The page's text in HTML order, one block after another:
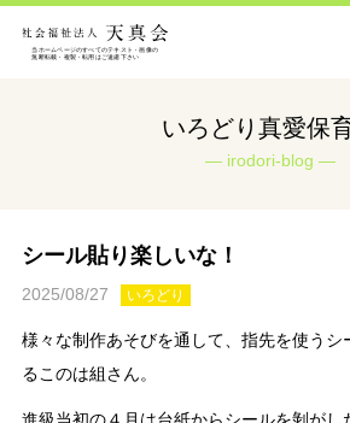
いろどり真愛保
irodori-blog
シール貼り楽しいな！
2025/08/27 いろどり
様々な制作あそびを通して、指先を使うシ
るこのは組さん。